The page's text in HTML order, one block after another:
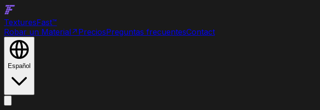
TexturesFast™
Robar un Material↗ PreciosPreguntas frecuentesContact
Español